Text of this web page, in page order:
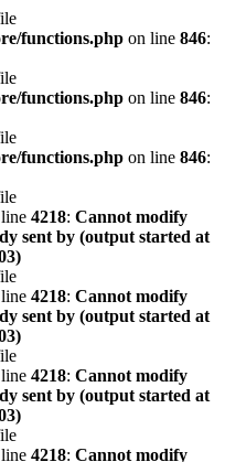
functions.php on line 846:
functions.php on line 846:
functions.php on line 846:
4218: Cannot modify
sent by (output started at
4218: Cannot modify
sent by (output started at
4218: Cannot modify
sent by (output started at
4218: Cannot modify